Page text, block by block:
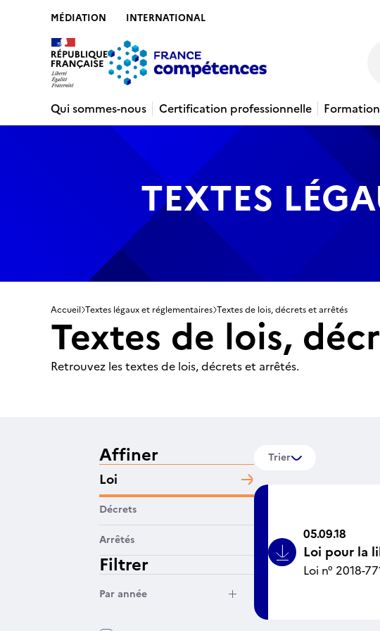
MÉDIATION INTERNATIONAL
Qui sommes-nous
Certification professionnelle
TEXTES
Accueil Textes légaux et réglementaires Textes de lois, décrets et arrêtés
Textes de lois,
Retrouvez les textes de lois, décrets et arrêtés.
Affiner
Loi
Décrets
Arrêtés
Filtrer
Par année
Trier
Bouton Icône
05.09.18
Loi pour la
Loi n° 2018-